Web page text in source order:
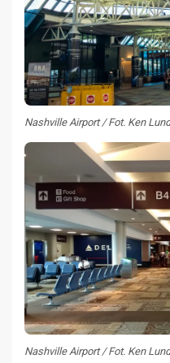
Nashville Airport / Fot. Ken
Nashville Airport / Fot. Ken